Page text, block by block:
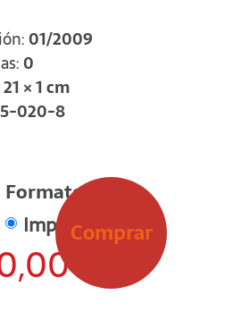
01/2009
0
× 1 cm
020-8
Formato
ImpresoComprar